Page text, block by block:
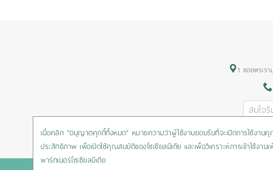
1 ซอยพระร
เมื่อคลิก “อนุญาตคุกกี้ทั้งหมด” หมายความว่าผู้ใช้งานยอมรับที่จะเปิดการใช้งานคุ
ประสิทธิภาพ เพื่อเปิดใช้คุณสมบัติของโซเชียลมีเดีย และเพื่อวิเคราะห์การเข้าใช้ง
พาร์ทเนอร์โซเชียลมีเดีย